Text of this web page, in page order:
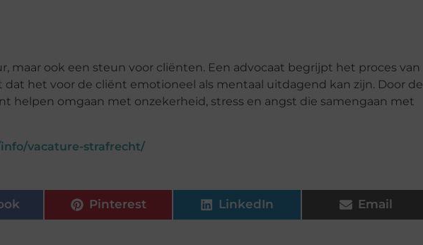
maar ook een steun voor cliënten. Een advocaat begrijpt het proces van
het voor de cliënt emotioneel als mentaal uitdagend kan zijn. Door de
helpen omgaan met onzekerheid, stress en angst die samengaan met
vacature-strafrecht/
Pinterest LinkedIn Email